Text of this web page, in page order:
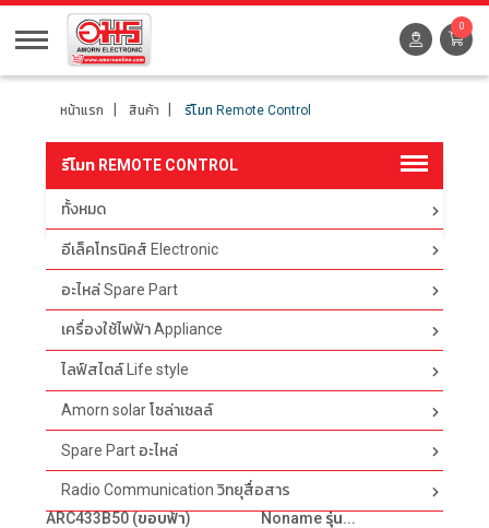
0
หน้าแรก สินค้า รีโมท Remote Control
รีโมท REMOTE CONTROL
ทั้งหมด
อีเล็คโทรนิคส์ Electronic
อะไหล่ Spare Part
เครื่องใช้ไฟฟ้า Appliance
ไลฟ์สไตล์ Life style
Amorn solar โซล่าเซลล์
Spare Part อะไหล่
Radio Communication วิทยุสื่อสาร
ตัวกรอง
รีโมทแอร์ DAIKIN
ARC433B50 (ขอบฟ้า)
รีโมทคอนโทรลแอร์
Noname รุ่น...